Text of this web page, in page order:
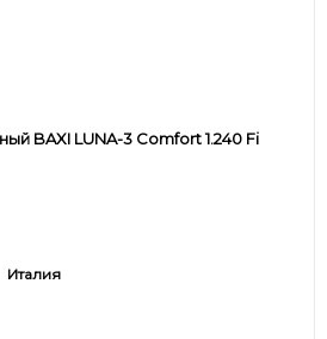
BAXI LUNA-3 Comfort 1.240 Fi
Италия